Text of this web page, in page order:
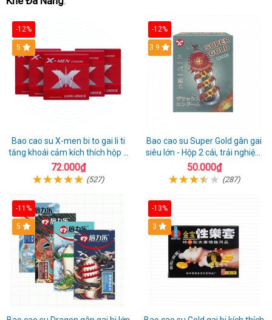
-12%
Hot
5
Bao cao su X-men bi to gai li ti
tăng khoái cảm kích thích hộp 1
cái
72.000₫
(527)
-12%
3.9
Bao cao su Super Gold gân gai
siêu lớn - Hộp 2 cái, trải nghiệm
mới lạ
50.000₫
(287)
-11%
Hot
5
-13%
3